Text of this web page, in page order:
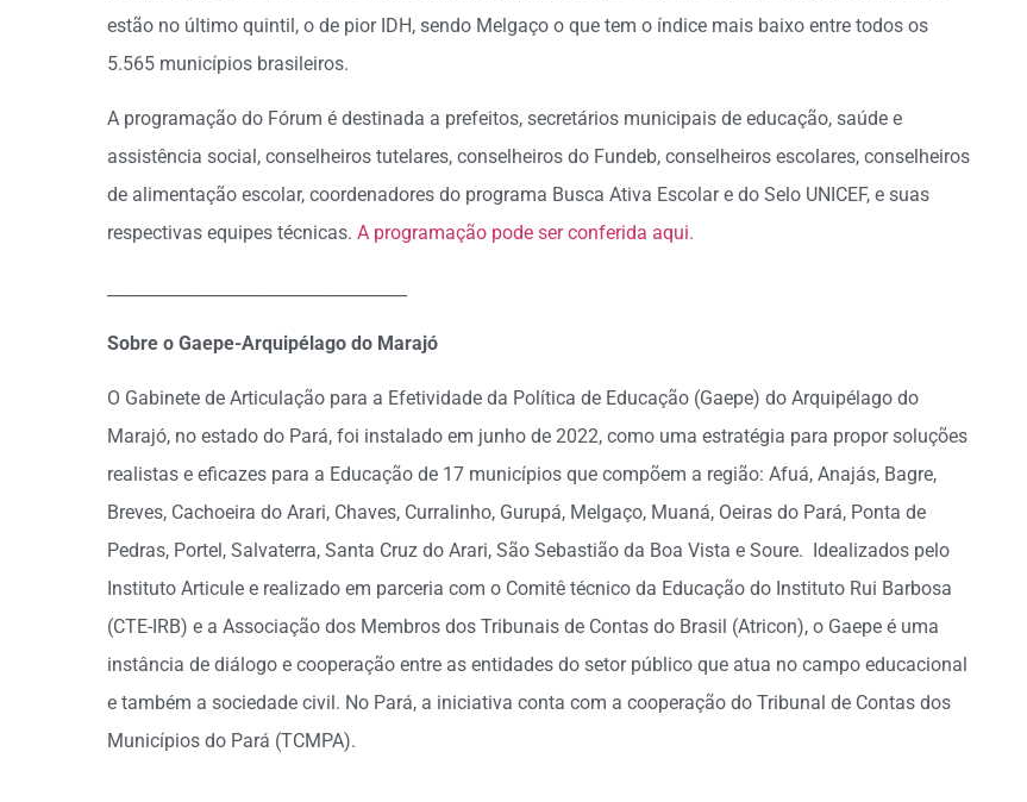
estão no último quintil, o de pior IDH, sendo Melgaço o que tem o índice mais baixo entre todos os
5.565 municípios brasileiros.
A programação do Fórum é destinada a prefeitos, secretários municipais de educação, saúde e
assistência social, conselheiros tutelares, conselheiros do Fundeb, conselheiros escolares, conselheiros
de alimentação escolar, coordenadores do programa Busca Ativa Escolar e do Selo UNICEF, e suas
respectivas equipes técnicas. A programação pode ser conferida aqui.
Sobre o Gaepe-Arquipélago do Marajó
O Gabinete de Articulação para a Efetividade da Política de Educação (Gaepe) do Arquipélago do
Marajó, no estado do Pará, foi instalado em junho de 2022, como uma estratégia para propor soluções
realistas e eficazes para a Educação de 17 municípios que compõem a região: Afuá, Anajás, Bagre,
Breves, Cachoeira do Arari, Chaves, Curralinho, Gurupá, Melgaço, Muaná, Oeiras do Pará, Ponta de
Pedras, Portel, Salvaterra, Santa Cruz do Arari, São Sebastião da Boa Vista e Soure. Idealizados pelo
Instituto Articule e realizado em parceria com o Comitê técnico da Educação do Instituto Rui Barbosa
(CTE-IRB) e a Associação dos Membros dos Tribunais de Contas do Brasil (Atricon), o Gaepe é uma
instância de diálogo e cooperação entre as entidades do setor público que atua no campo educacional
e também a sociedade civil. No Pará, a iniciativa conta com a cooperação do Tribunal de Contas dos
Municípios do Pará (TCMPA).